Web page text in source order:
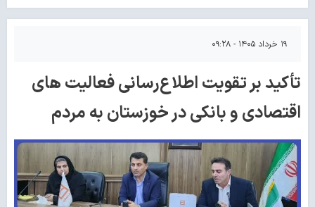
۱۹ خرداد ۱۴۰۵ - ۰۹:۲۸
تأکید بر تقویت اطلاع‌رسانی فعالیت های
اقتصادی و بانکی در خوزستان به مردم